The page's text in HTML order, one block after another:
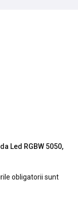
Led RGBW 5050,
obligatorii sunt